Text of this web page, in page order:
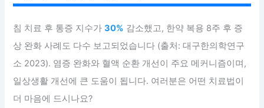
침 치료 후 통증 지수가30% 감소했고, 한약 복용 8주 후 증
상 완화 사례도 다수 보고되었습니다 (출처: 대구한의학연구
소 2023). 염증 완화와 혈액 순환 개선이 주요 메커니즘이며,
일상생활 개선에 큰 도움이 됩니다. 여러분은 어떤 치료법이
더 마음에 드시나요?